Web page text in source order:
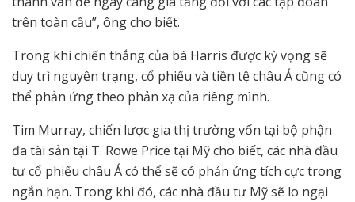
trên toàn cầu”, ông cho biết.
Trong khi chiến thắng của bà Harris được kỳ vọng sẽ
duy trì nguyên trạng, cổ phiếu và tiền tệ châu Á cũng có
thể phản ứng theo phản xạ của riêng mình.
Tim Murray, chiến lược gia thị trường vốn tại bộ phận
đa tài sản tại T. Rowe Price tại Mỹ cho biết, các nhà đầu
tư cổ phiếu châu Á có thể sẽ có phản ứng tích cực trong
ngắn hạn. Trong khi đó, các nhà đầu tư Mỹ sẽ lo ngại